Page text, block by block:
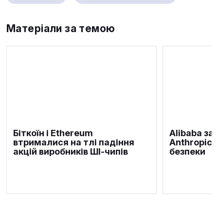
Матеріали за темою
Біткоїн і Ethereum
втрималися на тлі падіння
акцій виробників ШІ-чипів
Alibaba
Anthropic
безпеки